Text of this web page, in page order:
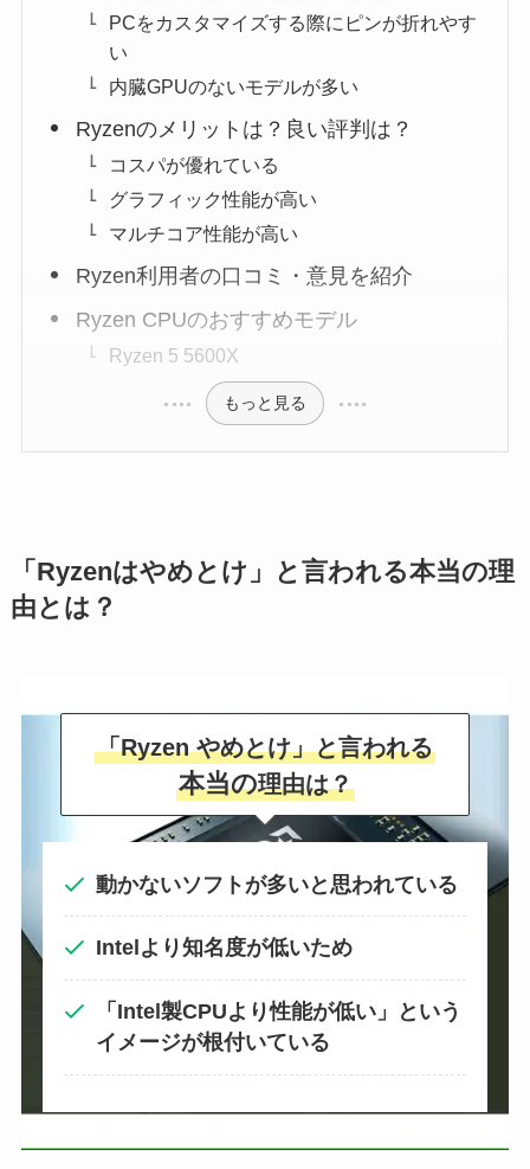
PCをカスタマイズする際にピンが折れやす
い
内臓GPUのないモデルが多い
Ryzenのメリットは？良い評判は？
コスパが優れている
グラフィック性能が高い
マルチコア性能が高い
Ryzen利用者の口コミ・意見を紹介
Ryzen CPUのおすすめモデル
Ryzen 5 5600X
もっと見る
「Ryzenはやめとけ」と言われる本当の理
由とは？
「Ryzen やめとけ」と言われる
本当の理由は？
動かないソフトが多いと思われている
Intelより知名度が低いため
「Intel製CPUより性能が低い」という
イメージが根付いている